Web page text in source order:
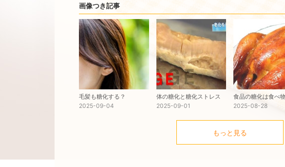
画像つき記事
毛髪も糖化する？
2025-09-04
体の糖化と糖化ストレス
2025-09-01
2025-08-28
もっと見る